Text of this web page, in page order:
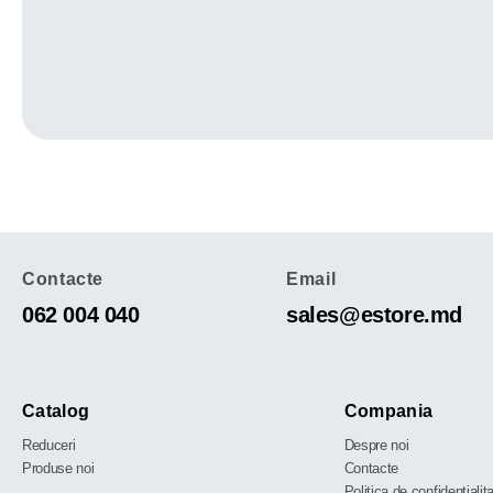
Contacte
062 004 040
Email
sales@estore.md
Catalog
Reduceri
Produse noi
Compania
Despre noi
Contacte